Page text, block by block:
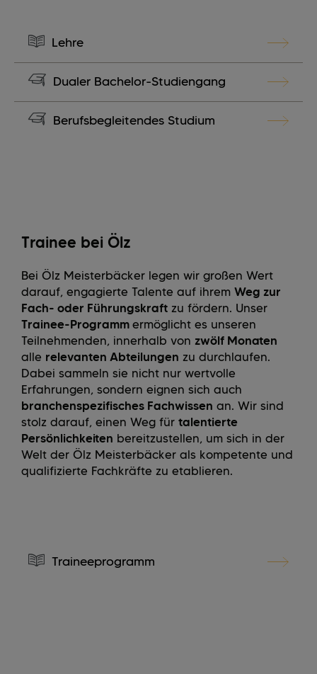
Lehre
Dualer Bachelor-Studiengang
Berufsbegleitendes Studium
Trainee bei Ölz
Bei Ölz Meisterbäcker legen wir großen Wert
darauf, engagierte Talente auf ihrem Weg zur
Fach- oder Führungskraft zu fördern. Unser
Trainee-Programm ermöglicht es unseren
Teilnehmenden, innerhalb von zwölf Monaten
alle relevanten Abteilungen zu durchlaufen.
Dabei sammeln sie nicht nur wertvolle
Erfahrungen, sondern eignen sich auch
branchenspezifisches Fachwissen an. Wir sind
stolz darauf, einen Weg für talentierte
Persönlichkeiten bereitzustellen, um sich in der
Welt der Ölz Meisterbäcker als kompetente und
qualifizierte Fachkräfte zu etablieren.
Traineeprogramm